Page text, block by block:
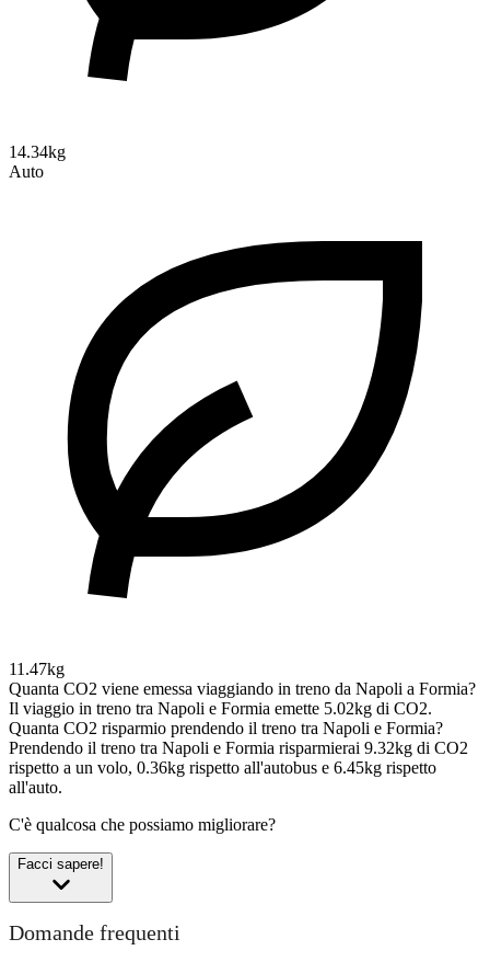
14.34kg
Auto
11.47kg
Quanta CO2 viene emessa viaggiando in treno da Napoli a Formia?
Il viaggio in treno tra Napoli e Formia emette 5.02kg di CO2.
Quanta CO2 risparmio prendendo il treno tra Napoli e Formia?
Prendendo il treno tra Napoli e Formia risparmierai 9.32kg di CO2
rispetto a un volo, 0.36kg rispetto all'autobus e 6.45kg rispetto
all'auto.
C'è qualcosa che possiamo migliorare?
Facci sapere!
Domande frequenti